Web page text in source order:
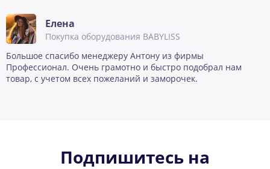
Елена
Покупка оборудования BABYLISS
Большое спасибо менеджеру Антону из фирмы
Профессионал. Очень грамотно и быстро подобрал нам
товар, с учетом всех пожеланий и заморочек.
Подпишитесь на